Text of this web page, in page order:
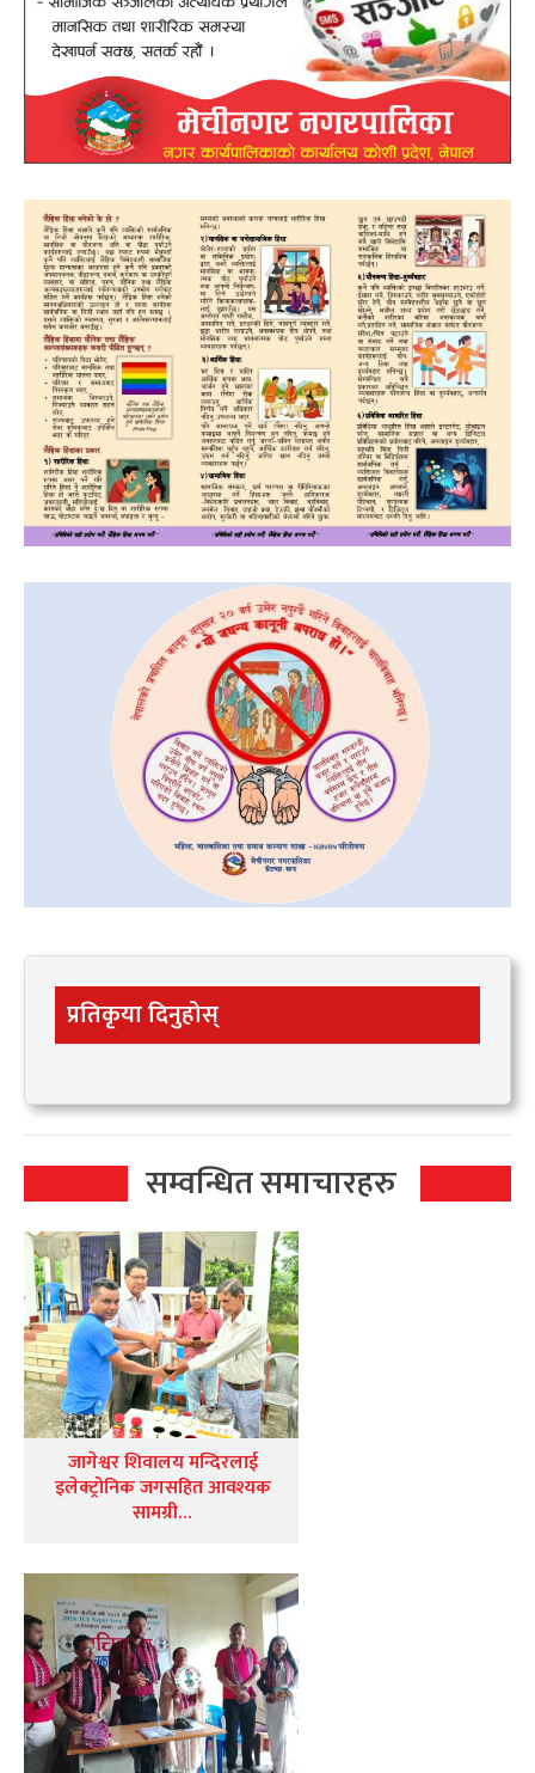
प्रतिकृया दिनुहोस्
सम्वन्धित समाचारहरु
जागेश्वर शिवालय मन्दिरलाई
इलेक्ट्रोनिक जगसहित आवश्यक
सामग्री…